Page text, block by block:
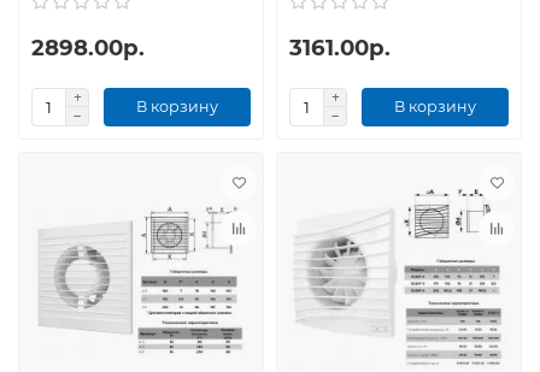
2898.00р.
В корзину
3161.00р.
В корзину